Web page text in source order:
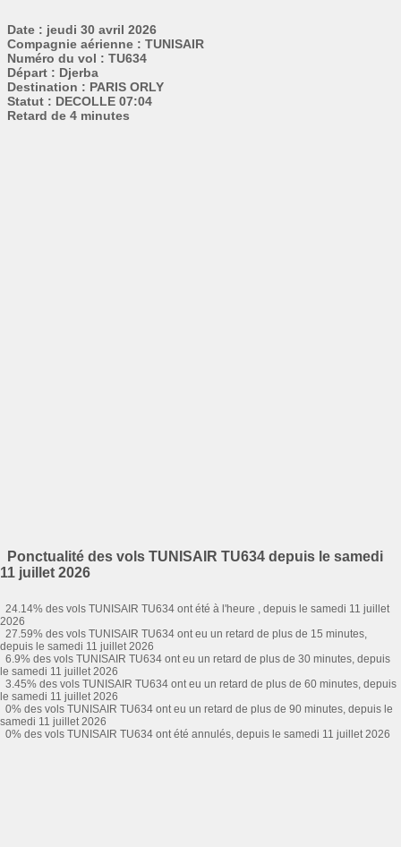
Date : jeudi 30 avril 2026
Compagnie aérienne : TUNISAIR
Numéro du vol : TU634
Départ : Djerba
Destination : PARIS ORLY
Statut : DECOLLE 07:04
Retard de 4 minutes
Ponctualité des vols TUNISAIR TU634 depuis le samedi
11 juillet 2026
24.14% des vols TUNISAIR TU634 ont été à l'heure , depuis le samedi 11 juillet
2026
27.59% des vols TUNISAIR TU634 ont eu un retard de plus de 15 minutes,
depuis le samedi 11 juillet 2026
6.9% des vols TUNISAIR TU634 ont eu un retard de plus de 30 minutes, depuis
le samedi 11 juillet 2026
3.45% des vols TUNISAIR TU634 ont eu un retard de plus de 60 minutes, depuis
le samedi 11 juillet 2026
0% des vols TUNISAIR TU634 ont eu un retard de plus de 90 minutes, depuis le
samedi 11 juillet 2026
0% des vols TUNISAIR TU634 ont été annulés, depuis le samedi 11 juillet 2026